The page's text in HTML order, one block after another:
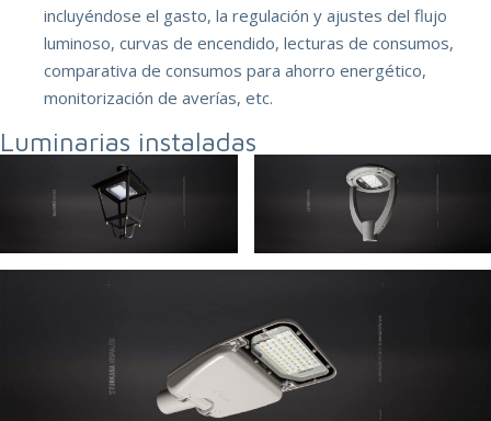
incluyéndose el gasto, la regulación y ajustes del flujo
luminoso, curvas de encendido, lecturas de consumos,
comparativa de consumos para ahorro energético,
monitorización de averías, etc.
Luminarias instaladas